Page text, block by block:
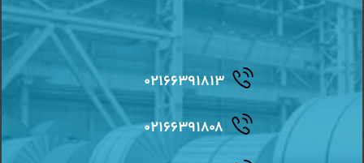
۰۲۱۶۶۳۹۱۸۱۳
۰۲۱۶۶۳۹۱۸۰۸